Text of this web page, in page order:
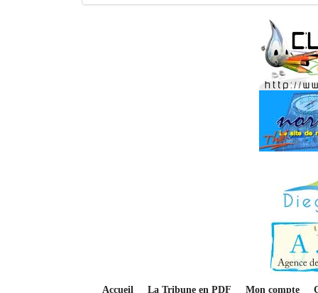
Accueil La Tribune en PDF Mon compte